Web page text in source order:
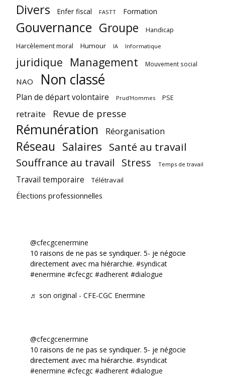
Divers Enfer fiscal FASTT Formation
Gouvernance Groupe Handicap
Harcèlement moral Humour IA Informatique
juridique Management Mouvement social
NAO Non classé
Plan de départ volontaire Prud'Hommes PSE
retraite Revue de presse
Rémunération Réorganisation
Réseau Salaires Santé au travail
Souffrance au travail Stress Temps de travail
Travail temporaire Télétravail
Élections professionnelles
@cfecgcenermine
10 raisons de ne pas se syndiquer. 5- je négocie
directement avec ma hiérarchie. #syndicat
#enermine #cfecgc #adherent #dialogue
♬ son original - CFE-CGC Enermine
@cfecgcenermine
10 raisons de ne pas se syndiquer. 5- je négocie
directement avec ma hiérarchie. #syndicat
#enermine #cfecgc #adherent #dialogue